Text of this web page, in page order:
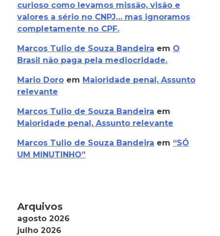
curioso como levamos missão, visão e
valores a sério no CNPJ… mas ignoramos
completamente no CPF.
Marcos Tulio de Souza Bandeira em O
Brasil não paga pela mediocridade.
Mario Doro em Maioridade penal, Assunto
relevante
Marcos Tulio de Souza Bandeira em
Maioridade penal, Assunto relevante
Marcos Tulio de Souza Bandeira em “SÓ
UM MINUTINHO”
Arquivos
agosto 2026
julho 2026